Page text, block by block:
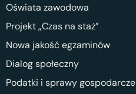
Oświata zawodowa
Projekt „Czas na staż”
Nowa jakość egzaminów
Dialog społeczny
Podatki i sprawy gospodarcze